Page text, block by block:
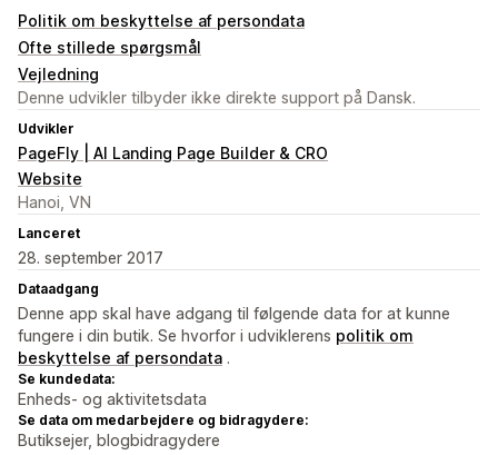
Politik om beskyttelse af persondata
Ofte stillede spørgsmål
Vejledning
Denne udvikler tilbyder ikke direkte support på Dansk.
Udvikler
PageFly | AI Landing Page Builder & CRO
Website
Hanoi, VN
Lanceret
28. september 2017
Dataadgang
Denne app skal have adgang til følgende data for at kunne
fungere i din butik. Se hvorfor i udviklerens politik om
beskyttelse af persondata .
Se kundedata:
Enheds- og aktivitetsdata
Se data om medarbejdere og bidragydere:
Butiksejer, blogbidragydere